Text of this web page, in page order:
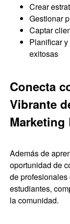
Crear
Gestionar
Captar
Planificar
exitosas
Conecta
Vibrante
Marketing
Además de
oportunidad de
de
estudiantes,
la comunidad.